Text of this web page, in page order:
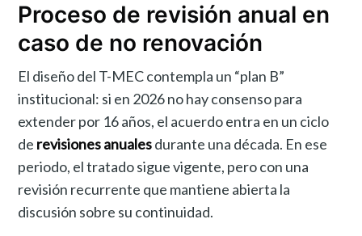
Proceso de revisión anual en
caso de no renovación
El diseño del T-MEC contempla un “plan B”
institucional: si en 2026 no hay consenso para
extender por 16 años, el acuerdo entra en un ciclo
de revisiones anualesdurante una década. En ese
periodo, el tratado sigue vigente, pero con una
revisión recurrente que mantiene abierta la
discusión sobre su continuidad.